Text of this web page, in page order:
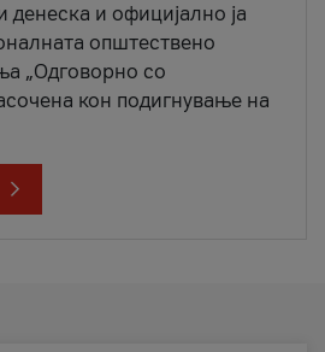
и официјално ја
општествено
„Одговорно со
кон подигнување на